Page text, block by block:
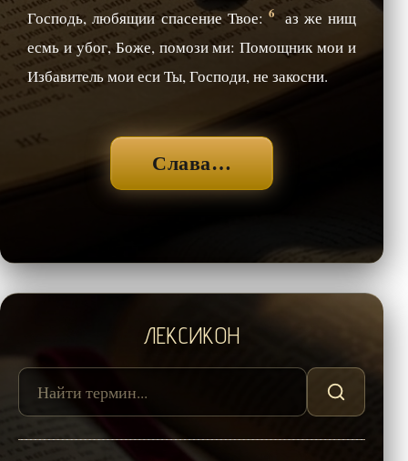
Господь, любящии спасение Твое:6
аз же нищ
есмь и убог, Боже, помози ми: Помощник мои и
Избавитель мои еси Ты, Господи, не закосни.
Слава…
ЛЕКСИКОН